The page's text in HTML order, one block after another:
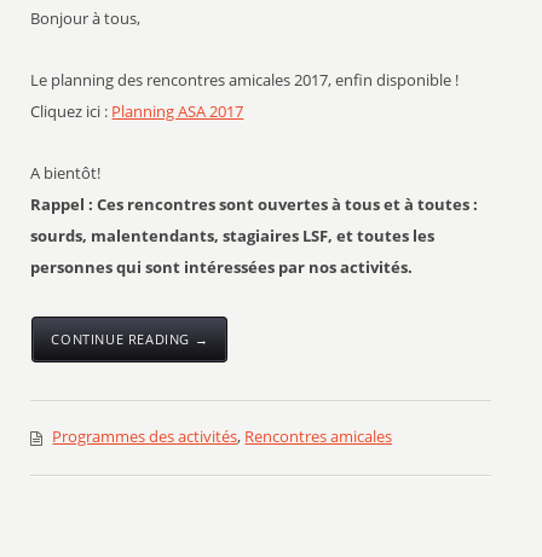
Bonjour à tous,
Le planning des rencontres amicales 2017, enfin disponible !
Cliquez ici : Planning ASA 2017
A bientôt!
Rappel : Ces rencontres sont ouvertes à tous et à toutes :
sourds, malentendants, stagiaires LSF, et toutes les
personnes qui sont intéressées par nos activités.
CONTINUE READING →
Programmes des activités, Rencontres amicales